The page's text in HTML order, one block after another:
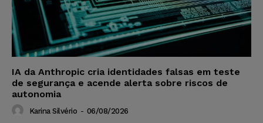
IA da Anthropic cria identidades falsas em teste
de segurança e acende alerta sobre riscos de
autonomia
Karina Silvério - 06/08/2026